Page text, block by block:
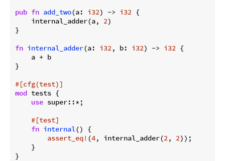
pub fn add_two(a: i32) -> i32 {
    internal_adder(a,
2)
}
fn internal_adder(a: i32, b: i32) -> i32 {
    a + b
}
#[cfg(test)]
mod tests {
use super::*;
#[test]
fn internal() {
assert_eq! (4, internal_adder(2, 2));
    }
}